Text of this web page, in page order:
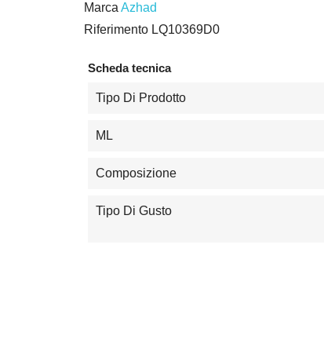
MarcaAzhad
Riferimento LQ10369D0
Scheda tecnica
Tipo Di Prodotto
ML
Composizione
Tipo Di Gusto